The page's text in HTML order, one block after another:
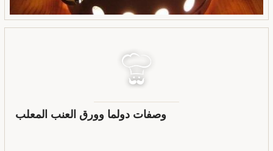
وصفات دولما وورق العنب المعلب